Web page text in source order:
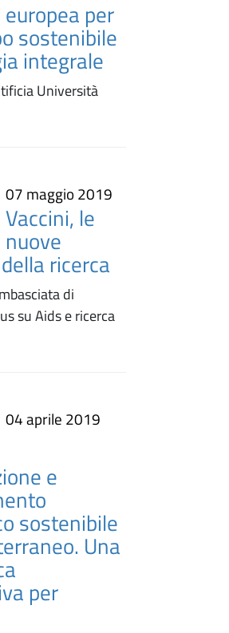
europea per
sostenibile
integrale
Università
07 maggio 2019
Vaccini, le
nuove
ricerca
di
su Aids e ricerca
04 aprile 2019
e
sostenibile
Una
per